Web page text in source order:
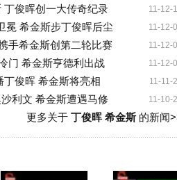
11-12-
丁俊晖创一大传奇纪录
11-12-
冕 希金斯步丁俊晖后尘
11-12-
手希金斯创第二轮比赛
11-12-
门 希金斯亨德利出战
11-11-
俊晖 希金斯将亮相
11-10-
利文 希金斯遭遇马修
更多关于 丁俊晖 希金斯的新闻